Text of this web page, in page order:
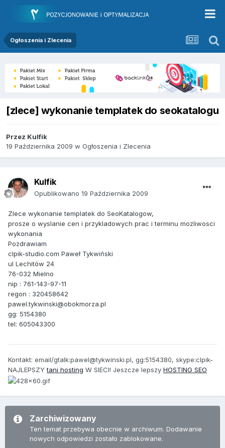
Ogłoszenia i Zlecenia
[zlece] wykonanie templatek do seokatalogu
Przez Kulfik
19 Października 2009 w Ogłoszenia i Zlecenia
Kulfik
Opublikowano 19 Października 2009
Zlece wykonanie templatek do SeoKatalogow,
prosze o wyslanie cen i przykladowych prac i terminu mozliwosci
wykonania
Pozdrawiam
clpik-studio.com Paweł Tykwiński
ul Lechitów 24
76-032 Mielno
nip : 761-143-97-11
regon : 320458642
pawel.tykwinski@obokmorza.pl
gg: 5154380
tel: 605043300
Kontakt: email/gtalk:pawel@tykwinski.pl, gg:5154380, skype:clpik-
NAJLEPSZYtani hosting W SIECI! Jeszcze lepszy HOSTING SEO
Zarchiwizowany
Ten temat przebywa obecnie w archiwum. Dodawanie
nowych odpowiedzi zostało zablokowane.